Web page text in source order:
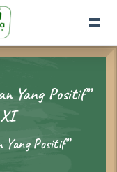
Yang Positif”
Yang Positif”